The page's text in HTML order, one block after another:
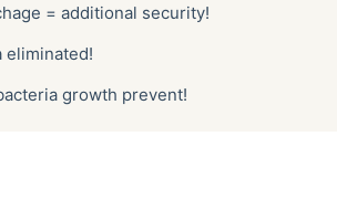
= additional security!
eliminated!
growth prevent!